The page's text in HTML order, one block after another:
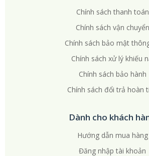
Chính sách thanh toán
Chính sách vận chuyển
Chính sách bảo mật
Chính sách xử lý khiếu
Chính sách bảo hành
Chính sách đổi trả hoàn
Dành cho khách
Hướng dẫn mua hàng
Đăng nhập tài khoản